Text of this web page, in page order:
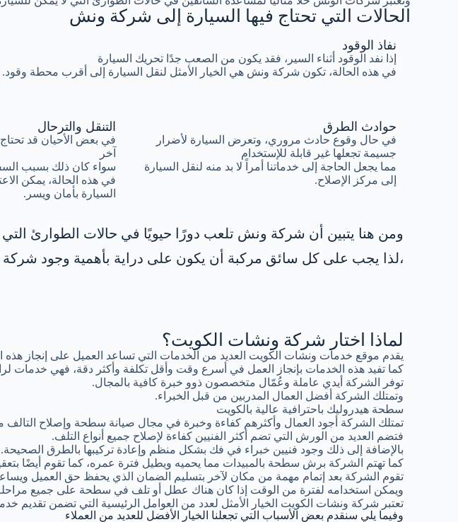
الحالات التي تحتاج فيها السيارة إلى شركة ونش
نفاذ الوقود
إذا نفد الوقود أثناء السير، فقد يكون من الصعب جدًا تحريك السيارة
في هذه الحالة، تكون شركة ونش هي الخيار الأمثل لنقل السيارة إلى أقرب محطة وقود.
التنقل والترحال
في بعض الأحيان قد
آخر
سواء كان ذلك بسبب
في هذه الحالة، يمكن
السيارة بأمان ويسر.
حوادث الطرق
في حال وقوع حادث مروري، وتعرض السيارة لأضرار
جسيمة تجعلها غير قابلة للإستخدام
مما يجعل الحاجة إلى خدماتنا أمراً لا بد منه لنقل السيارة
إلى مركز الإصلاح.
ومن هنا يتبين أن شركة ونش تلعب دورًا حيويًا في حالات الطوارئ
،لذا يجب على كل سائق مركبة أن يكون على دراية بأهمية وجود
لماذا اختار شركة ونشات الكويت؟
يقدم موقع خدمات ونشات الكويت العديد من الخدمات التي تساعد العميل على إنجاز
كما تفيد هذه الخدمات بإنجاز العمل في أسرع وقت وأقل تكلفة وأكثر دقة، فهي خدمات
توفر الشركة أيدي عاملة وعُمّال متخصصون ذوو خبرة كافية بالمجال.
وتمتلك الشركة أفضل العمال المدربين من قبل الخبراء.
سطحة هيدروليك باحترافية عالية بالكويت
تمتلك الشركة أجود العمال وأكثرهم كفاءة وخبرة في مجال صيانة سطحة وإصلاح التالف
فتضم العديد من الورش التي تضم أكثر الفنيين كفاءة لإصلاح جميع أنواع التلف.
بالإضافة إلى ذلك وجود فنيين خبراء في فك بشكل منظم وإعادة تركيبها بالطرق الصحيحة.
كما تهتم الشركة برش سطحة بالمبيدات مما يحميه ويطيل فترة عمره، كما تقوم أيضًا
تقوم الشركة بعد إتمام مهمة من مكان لآخر بتسليم الضمان الذي يحفظ حق العميل
ويمكن استخدامه لفترة من الوقت إذا كان هناك عطل أو تلف في سطحة على جميع
تعتبر شركة ونشات الكويت الخيار الأمثل لعدد من العوامل الرئيسية التي تضمن تقديم
وفيما يلي سنقدم بعض الأسباب التي تجعلنا الخيار الأفضل للعديد من العملاء